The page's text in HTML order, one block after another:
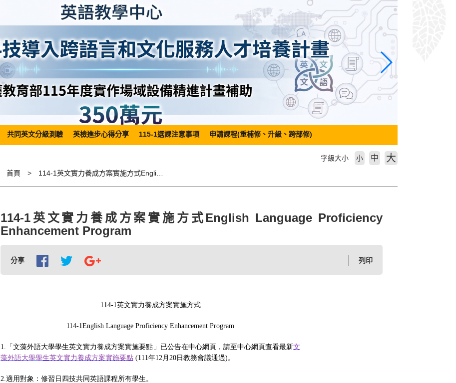
共同英文分級測驗 英檢進步心得分享 115-1選課注意事項 申請課程(重補修、升級、跨部修)
首頁
字級大小 小 中 大
114-1英文實力養成方案實施方式English Language Proficiency
Enhancement Program
分享 列印
114-1英文實力養成方案實施方式
114-1English Language Proficiency Enhancement Program
1. 「文藻外語大學學生英文實力養成方案實施要點」已公告在中心網頁，請至中心網頁查看最新文
藻外語大學學生英文實力養成方案實施要點 (111年12月 20 日教務會議通過)。
2.適用對象：修習日四技共同英語課程所有學生。